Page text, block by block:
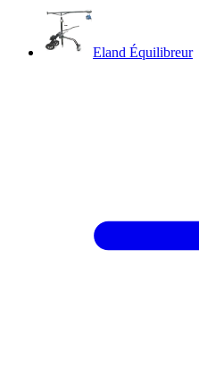
Eland Équilibreur